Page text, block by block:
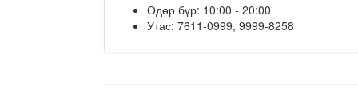
Өдөр бүр: 10:00 - 20:00
Утас: 7611-0999, 9999-8258